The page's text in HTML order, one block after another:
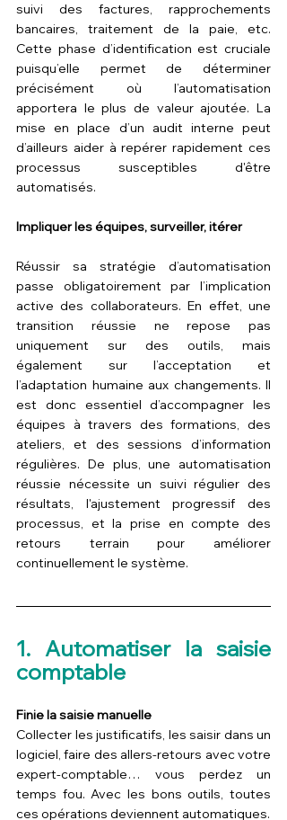
suivi des factures, rapprochements
bancaires, traitement de la paie, etc.
Cette phase d’identification est cruciale
puisqu’elle permet de déterminer
précisément où l’automatisation
apportera le plus de valeur ajoutée. La
mise en place d’un audit interne peut
d’ailleurs aider à repérer rapidement ces
processus susceptibles d'être
automatisés.
Impliquer les équipes, surveiller, itérer
Réussir sa stratégie d’automatisation
passe obligatoirement par l’implication
active des collaborateurs. En effet, une
transition réussie ne repose pas
uniquement sur des outils, mais
également sur l’acceptation et
l’adaptation humaine aux changements. Il
est donc essentiel d’accompagner les
équipes à travers des formations, des
ateliers, et des sessions d’information
régulières. De plus, une automatisation
réussie nécessite un suivi régulier des
résultats, l'ajustement progressif des
processus, et la prise en compte des
retours terrain pour améliorer
continuellement le système.
1. Automatiser la saisie
comptable
Finie la saisie manuelle
Collecter les justificatifs, les saisir dans un
logiciel, faire des allers-retours avec votre
expert-comptable… vous perdez un
temps fou. Avec les bons outils, toutes
ces opérations deviennent automatiques.